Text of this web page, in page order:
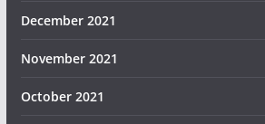
December 2021
November 2021
October 2021